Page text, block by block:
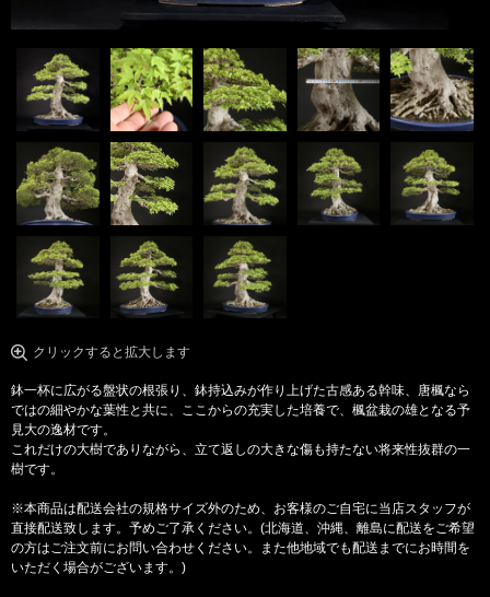
クリックすると拡大します
鉢一杯に広がる盤状の根張り、鉢持込みが作り上げた古感ある幹味、唐楓なら
ではの細やかな葉性と共に、ここからの充実した培養で、楓盆栽の雄となる予
見大の逸材です。
これだけの大樹でありながら、立て返しの大きな傷も持たない将来性抜群の一
樹です。
※本商品は配送会社の規格サイズ外のため、お客様のご自宅に当店スタッフが
直接配送致します。予めご了承ください。(北海道、沖縄、離島に配送をご希望
の方はご注文前にお問い合わせください。また他地域でも配送までにお時間を
いただく場合がございます。)